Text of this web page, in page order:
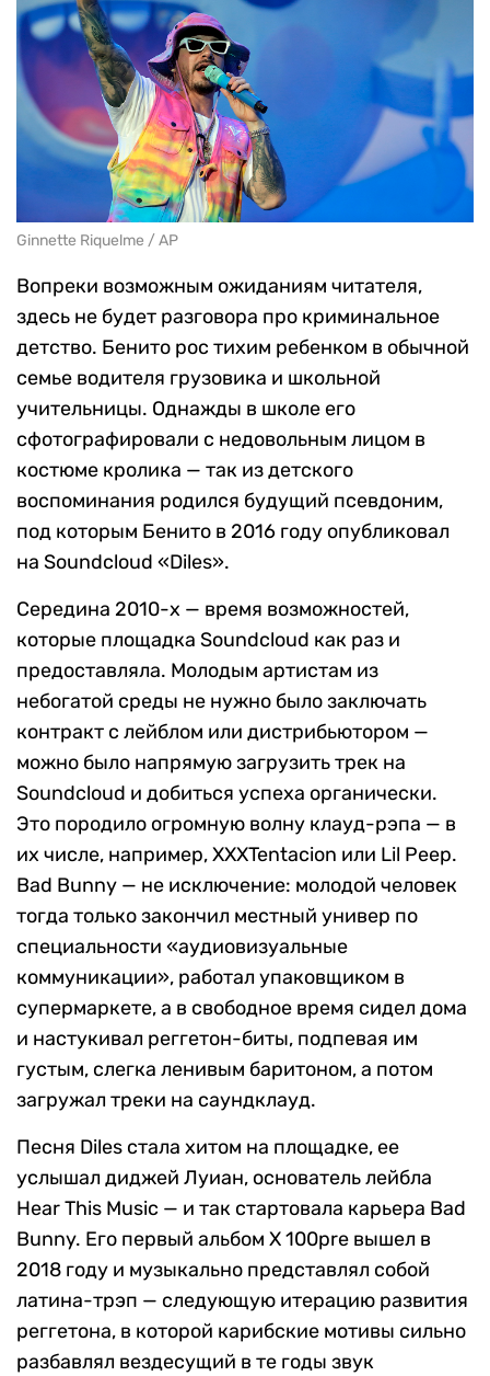
Ginnette Riquelme / AP
Вопреки возможным ожиданиям читателя,
здесь не будет разговора про криминальное
детство. Бенито рос тихим ребенком в обычной
семье водителя грузовика и школьной
учительницы. Однажды в школе его
сфотографировали с недовольным лицом в
костюме кролика — так из детского
воспоминания родился будущий псевдоним,
под которым Бенито в 2016 году опубликовал
на Soundcloud «Diles».
Середина 2010-х — время возможностей,
которые площадка Soundcloud как раз и
предоставляла. Молодым артистам из
небогатой среды не нужно было заключать
контракт с лейблом или дистрибьютором —
можно было напрямую загрузить трек на
Soundcloud и добиться успеха органически.
Это породило огромную волну клауд-рэпа — в
их числе, например, XXXTentacion или Lil Peep.
Bad Bunny — не исключение: молодой человек
тогда только закончил местный универ по
специальности «аудиовизуальные
коммуникации», работал упаковщиком в
супермаркете, а в свободное время сидел дома
и настукивал реггетон-биты, подпевая им
густым, слегка ленивым баритоном, а потом
загружал треки на саундклауд.
Песня Diles стала хитом на площадке, ее
услышал диджей Луиан, основатель лейбла
Hear This Music — и так стартовала карьера Bad
Bunny. Его первый альбом X 100pre вышел в
2018 году и музыкально представлял собой
латина-трэп — следующую итерацию развития
реггетона, в которой карибские мотивы сильно
разбавлял вездесущий в те годы звук